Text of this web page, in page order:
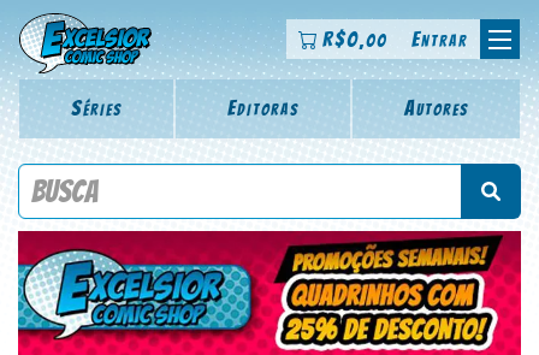
R$0,00 Entrar
Séries Editoras Autores
Procure por título da revista, personagem, série, escritor,